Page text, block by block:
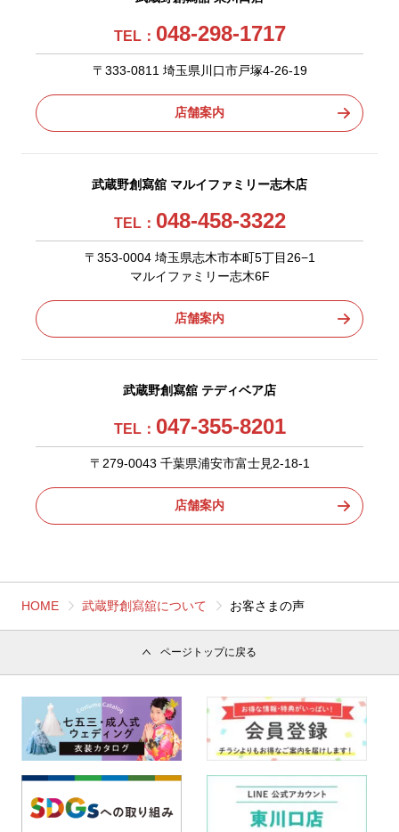
TEL： 048-298-1717
〒333-0811 埼玉県川口市戸塚4-26-19
店舗案内
武蔵野創寫舘 マルイファミリー志木店
TEL： 048-458-3322
〒353-0004 埼玉県志木市本町5丁目26−1
マルイファミリー志木6F
店舗案内
武蔵野創寫舘 テディベア店
TEL： 047-355-8201
〒279-0043 千葉県浦安市富士見2-18-1
店舗案内
HOME 武蔵野創寫舘について お客さまの声
ページトップに戻る